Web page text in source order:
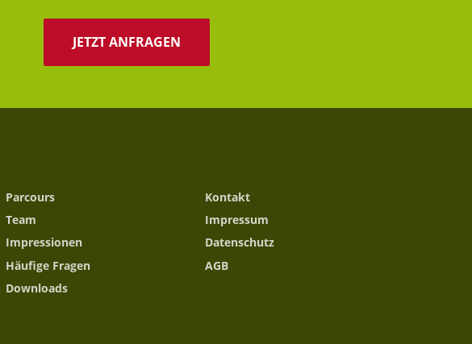
JETZT ANFRAGEN
Parcours
Team
Impressionen
Häufige Fragen
Downloads
Kontakt
Impressum
Datenschutz
AGB